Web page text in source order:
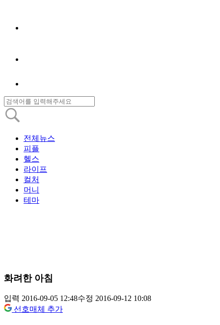
전체뉴스
피플
헬스
라이프
컬처
머니
테마
화려한 아침
입력 2016-09-05 12:48수정 2016-09-12 10:08
선호매체 추가